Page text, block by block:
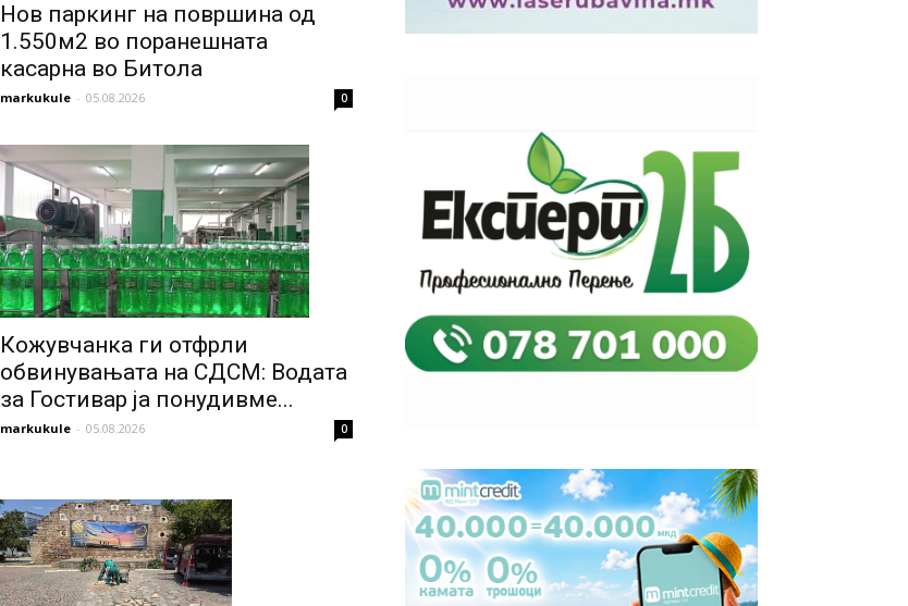
Нов паркинг на површина од
1.550м2 во поранешната
касарна во Битола
markukule - 05.08.2026 0
Кожувчанка ги отфрли
обвинувањата на СДСМ: Водата
за Гостивар ја понудивме...
markukule - 05.08.2026 0